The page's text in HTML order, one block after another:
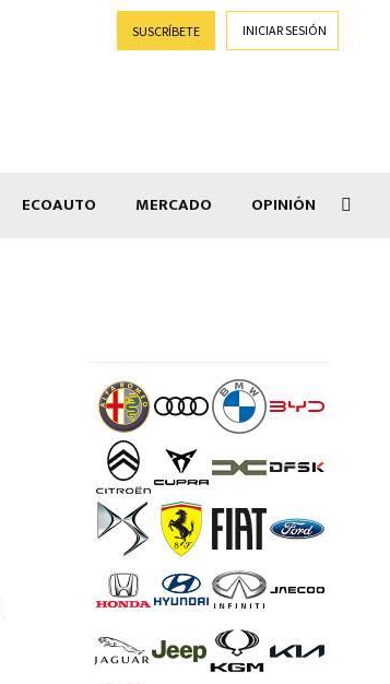
SUSCRÍBETE INICIAR SESIÓN
ECOAUTO MERCADO OPINIÓN